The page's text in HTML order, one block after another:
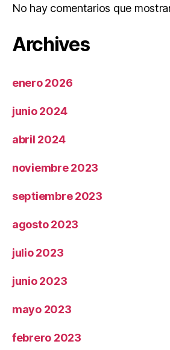
No hay comentarios que
Archives
enero 2026
junio 2024
abril 2024
noviembre 2023
septiembre 2023
agosto 2023
julio 2023
junio 2023
mayo 2023
febrero 2023